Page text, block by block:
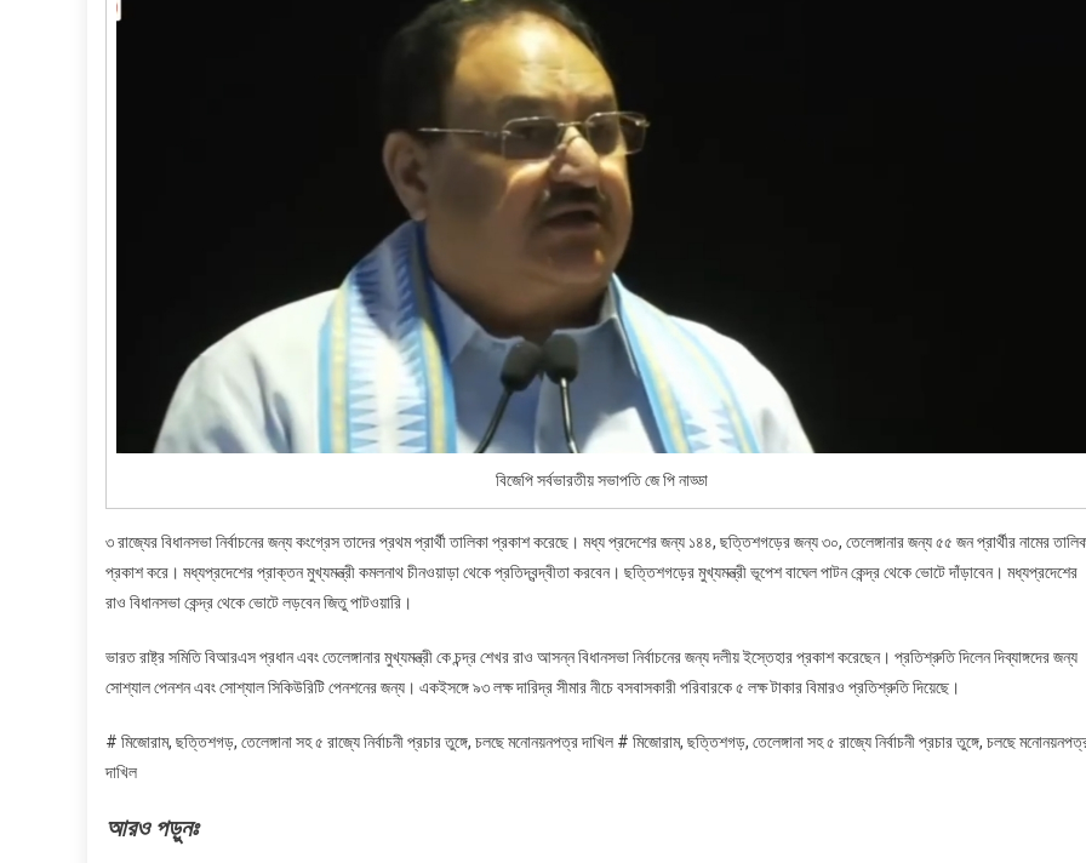
বিজেপি সর্বভারতীয় সভাপতি জে পি নাড্ডা
৩ রাজ্যের বিধানসভা নির্বাচনের জন্য কংগ্রেস তাদের প্রথম প্রার্থী তালিকা প্রকাশ করেছে। মধ্য প্রদেশের জন্য ১৪৪, ছত্তিশগড়ের জন্য ৩০, তেলেঙ্গানার জন্য ৫৫ জন প্রার্থীর নামের
প্রকাশ করে। মধ্যপ্রদেশের প্রাক্তন মুখ্যমন্ত্রী কমলনাথ চীনওয়াড়া থেকে প্রতিদ্বন্দ্বীতা করবেন। ছত্তিশগড়়ের মুখ্যমন্ত্রী ভূপেশ বাঘেল পাটন কেন্দ্র থেকে ভোটে দাঁড়াবেন। মধ্যপ্রদেশের
রাও বিধানসভা কেন্দ্র থেকে ভোটে লড়বেন জিতু পাটওয়ারি।
ভারত রাষ্ট্র সমিতি বিআরএস প্রধান এবং তেলেঙ্গানার মুখ্যমন্ত্রী কে চন্দ্র শেখর রাও আসন্ন বিধানসভা নির্বাচনের জন্য দলীয় ইস্তেহার প্রকাশ করেছেন। প্রতিশ্রুতি দিলেন দিব্যাঙ্গদের জন্য
সোশ্যাল পেনশন এবং সোশ্যাল সিকিউরিটি পেনশনের জন্য। একইসঙ্গে ৯৩ লক্ষ দারিদ্র সীমার নীচে বসবাসকারী পরিবারকে ৫ লক্ষ টাকার বিমারও প্রতিশ্রুতি দিয়েছে।
# মিজোরাম, ছত্তিশগড়, তেলেঙ্গানা সহ ৫ রাজ্যে নির্বাচনী প্রচার তুঙ্গে, চলছে মনোনয়নপত্র দাখিল # মিজোরাম, ছত্তিশগড়, তেলেঙ্গানা সহ ৫ রাজ্যে নির্বাচনী প্রচার তুঙ্গে, চলছে
দাখিল
আরও পড়ুনঃ